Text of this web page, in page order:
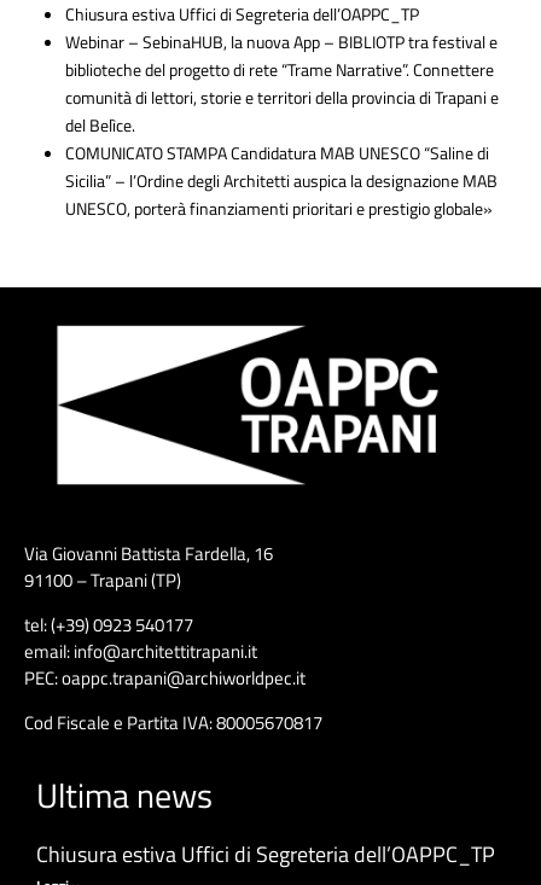
Chiusura estiva Uffici di Segreteria dell’OAPPC_TP
Webinar – SebinaHUB, la nuova App – BIBLIOTP tra festival e
biblioteche del progetto di rete “Trame Narrative”. Connettere
comunità di lettori, storie e territori della provincia di Trapani e
del Belìce.
COMUNICATO STAMPA Candidatura MAB UNESCO “Saline di
Sicilia” – l’Ordine degli Architetti auspica la designazione MAB
UNESCO, porterà finanziamenti prioritari e prestigio globale»
Via Giovanni Battista Fardella, 16
91100 – Trapani (TP)
tel: (+39) 0923 540177
email: info@architettitrapani.it
PEC: oappc.trapani@archiworldpec.it
Cod Fiscale e Partita IVA: 80005670817
Ultima news
Chiusura estiva Uffici di Segreteria dell’OAPPC_TP